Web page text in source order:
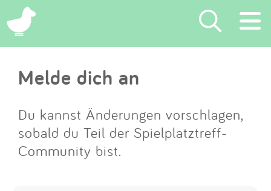
×
Suchen
Eintragen
App
Melde dich an
Du kannst Änderungen vorschlagen,
sobald du Teil der Spielplatztreff-
Community bist.